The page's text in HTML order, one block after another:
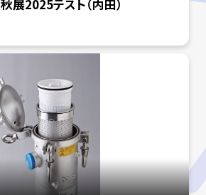
秋展2025テスト（内田）